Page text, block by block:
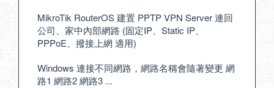
MikroTik RouterOS 建置 PPTP VPN Server 連回
公司、家中內部網路 (固定IP、Static IP、
PPPoE、撥接上網 適用)
Windows 連接不同網路，網路名稱會隨著變更 網
路1 網路2 網路3 ...